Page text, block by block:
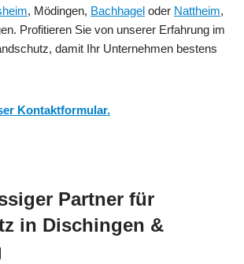
, Mödingen, Bachhagel oder Nattheim,
Profitieren Sie von unserer Erfahrung im
damit Ihr Unternehmen bestens
Kontaktformular.
Partner für
in Dischingen &